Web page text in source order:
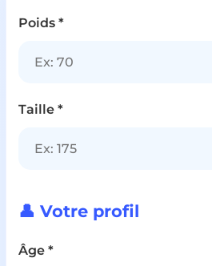
Poids *
Taille *
👤 Votre profil
Âge *